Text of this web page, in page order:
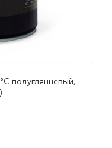
полуглянцевый,